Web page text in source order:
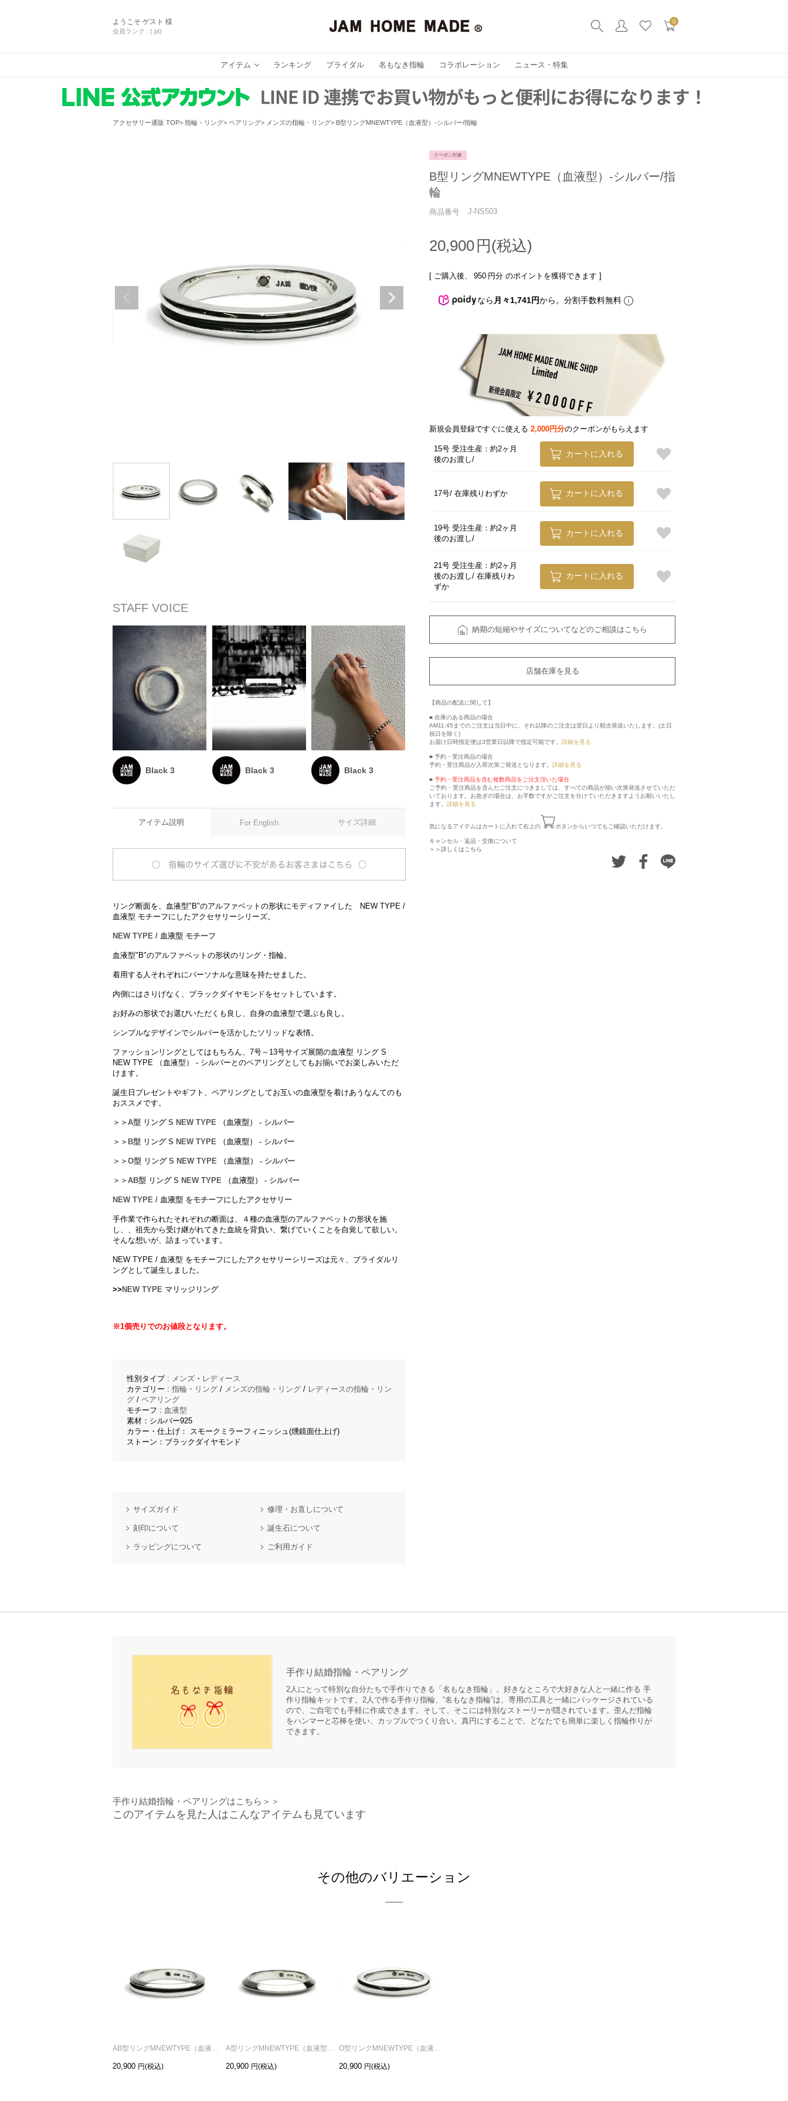
ようこそ ゲスト 様
会員ランク : ( pt)
0
アイテム ランキング ブライダル 名もなき指輪 コラボレーション ニュース・特集
アクセサリー通販 TOP 指輪・リング ペアリング メンズの指輪・リング B型リングMNEWTYPE（血液型）-シルバー/指輪
Black 3 Black 3 Black 3
アイテム説明 For English サイズ詳細
リング断面を、血液型"B"のアルファベットの形状にモディファイした NEW TYPE /
血液型 モチーフにしたアクセサリーシリーズ。
NEW TYPE / 血液型 モチーフ
血液型"B"のアルファベットの形状のリング・指輪。
着用する人それぞれにパーソナルな意味を持たせました。
内側にはさりげなく、ブラックダイヤモンドをセットしています。
お好みの形状でお選びいただくも良し、自身の血液型で選ぶも良し。
シンプルなデザインでシルバーを活かしたソリッドな表情。
ファッションリングとしてはもちろん、7号～13号サイズ展開の血液型 リング S
NEW TYPE （血液型） - シルバーとのペアリングとしてもお揃いでお楽しみいただ
けます。
誕生日プレゼントやギフト、ペアリングとしてお互いの血液型を着けあうなんてのも
おススメです。
＞＞A型 リング S NEW TYPE （血液型） - シルバー
＞＞B型 リング S NEW TYPE （血液型） - シルバー
＞＞O型 リング S NEW TYPE （血液型） - シルバー
＞＞AB型 リング S NEW TYPE （血液型） - シルバー
NEW TYPE / 血液型 をモチーフにしたアクセサリー
手作業で作られたそれぞれの断面は、４種の血液型のアルファベットの形状を施
し、、祖先から受け継がれてきた血統を背負い、繋げていくことを自覚して欲しい。
そんな想いが、詰まっています。
NEW TYPE / 血液型 をモチーフにしたアクセサリーシリーズは元々、ブライダルリ
ングとして誕生しました。
>> NEW TYPE マリッジリング
※1個売りでのお値段となります。
性別タイプ : メンズ ・ レディース
カテゴリー : 指輪・リング / メンズの指輪・リング / レディースの指輪・リン
グ / ペアリング
モチーフ : 血液型
素材：シルバー925
カラー・仕上げ： スモークミラーフィニッシュ(燻鏡面仕上げ)
ストーン：ブラックダイヤモンド
サイズガイド 修理・お直しについて
刻印について 誕生石について
ラッピングについて ご利用ガイド
クーポン対象
B型リングMNEWTYPE（血液型）-シルバー/指
輪
商品番号 J-NS503
20,900
[ ご購入後、 950 円分 のポイントを獲得できます ]
なら 月々1,741円から。分割手数料無料
新規会員登録ですぐに使える 2,000円分のクーポンがもらえます
15号 受注生産：約2ヶ月
後のお渡し
カートに入れる
17号 在庫残りわずか カートに入れる
19号 受注生産：約2ヶ月
後のお渡し
カートに入れる
21号 受注生産：約2ヶ月
後のお渡し
在庫残りわ
ずか
カートに入れる
納期の短縮やサイズについてなどのご相談はこちら
店舗在庫を見る
【商品の配送に関して】
■ 在庫のある商品の場合
AM11:45までのご注文は当日中に、それ以降のご注文は翌日より順次発送いたします。(土日
祝日を除く)
お届け日時指定便は3営業日以降で指定可能です。 詳細を見る
■ 予約・受注商品の場合
予約・受注商品が入荷次第ご発送となります。 詳細を見る
■ 予約・受注商品を含む複数商品をご注文頂いた場合
ご予約・受注商品を含んだご注文につきましては、すべての商品が揃い次第発送させていただ
いております。お急ぎの場合は、お手数ですがご注文を分けていただきますようお願いいたし
ます。 詳細を見る
気になるアイテムはカートに入れて右上の ボタンからいつでもご確認いただけます。
キャンセル・返品・交換について
＞＞詳しくはこちら
手作り結婚指輪・ペアリング
2人にとって特別な自分たちで手作りできる「名もなき指輪」。好きなところで大好きな人と一緒に作る 手
作り指輪キットです。2人で作る手作り指輪、“名もなき指輪”は、専用の工具と一緒にパッケージされている
ので、ご自宅でも手軽に作成できます。そして、そこには特別なストーリーが隠されています。歪んだ指輪
をハンマーと芯棒を使い、カップルでつくり合い、真円にすることで、どなたでも簡単に楽しく指輪作りが
できます。
手作り結婚指輪・ペアリングはこちら＞＞
このアイテムを見た人はこんなアイテムも見ています
その他のバリエーション
20,900 20,900 20,900